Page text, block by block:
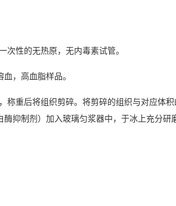
性的无热原，无内毒素试管。
，高血脂样品。
重后将组织剪碎。将剪碎的组织与对应体
抑制剂）加入玻璃匀浆器中，于冰上充分研